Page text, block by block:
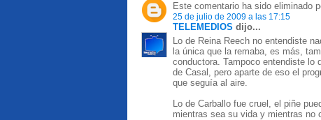
Este comentario ha sido eliminado
25 de julio de 2009 a las 17:15
TELEMEDIOS dijo...
Lo de Reina Reech no entendiste
la única que la remaba, es más,
conductora. Tampoco entendiste lo
de Casal, pero aparte de eso el
que seguía al aire.
Lo de Carballo fue cruel, el piñe
mientras sea su vida y mientras no